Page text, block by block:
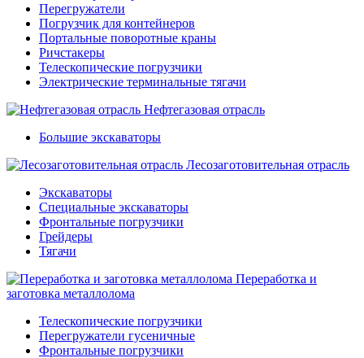
Перегружатели
Погрузчик для контейнеров
Портальные поворотные краны
Ричстакеры
Телескопические погрузчики
Электрические терминальные тягачи
Нефтегазовая отрасль
Большие экскаваторы
Лесозаготовительная отрасль
Экскаваторы
Специальные экскаваторы
Фронтальные погрузчики
Грейдеры
Тягачи
Переработка и
заготовка металлолома
Телескопические погрузчики
Перегружатели гусеничные
Фронтальные погрузчики